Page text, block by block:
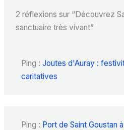
2 réflexions sur “Découvrez
sanctuaire très vivant”
Ping : Joutes d'Auray :
caritatives
Ping : Port de Saint Goustan